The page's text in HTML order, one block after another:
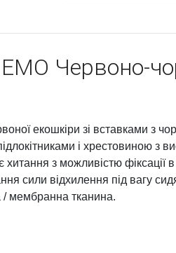
Червоно-
екошкіри зі вставками з
і хрестовиною з
хитання з можливістю фіксації
сили відхилення під вагу
/ мембранна тканина.